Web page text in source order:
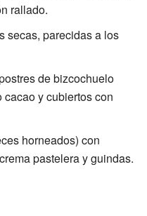
rallado.
secas, parecidas a los
de bizcochuelo
y cubiertos con
horneados) con
pastelera y guindas.